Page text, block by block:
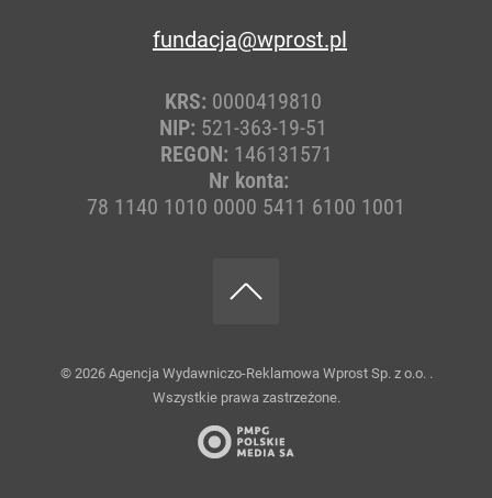
fundacja@wprost.pl
KRS: 0000419810
NIP: 521-363-19-51
REGON: 146131571
Nr konta:
78 1140 1010 0000 5411 6100 1001
© 2026 Agencja Wydawniczo-Reklamowa Wprost Sp. z o.o. .
Wszystkie prawa zastrzeżone.